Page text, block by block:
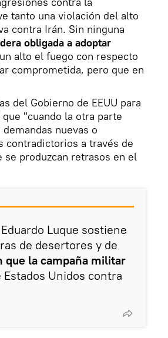
tanto una violación del alto
contra Irán. Sin ninguna
obligada a adoptar
alto el fuego con respecto
comprometida, pero que en
del Gobierno de EEUU para
"cuando la otra parte
nuevas o
contradictorios a través de
produzcan retrasos en el
Luque sostiene
de desertores y de
que la campaña militar
Estados Unidos contra